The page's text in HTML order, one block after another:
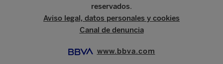
reservados.
Aviso legal, datos personales y cookies
Canal de denuncia
www.bbva.com